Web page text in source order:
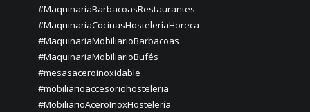
#MaquinariaBarbacoasRestaurantes
#MaquinariaCocinasHosteleríaHoreca
#MaquinariaMobiliarioBarbacoas
#MaquinariaMobiliarioBufés
#mesasaceroinoxidable
#mobiliarioaccesoriohosteleria
#MobiliarioAceroInoxHostelería